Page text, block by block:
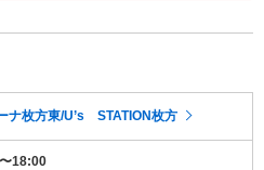
ナ枚方東/U’s STATION枚方
18:00